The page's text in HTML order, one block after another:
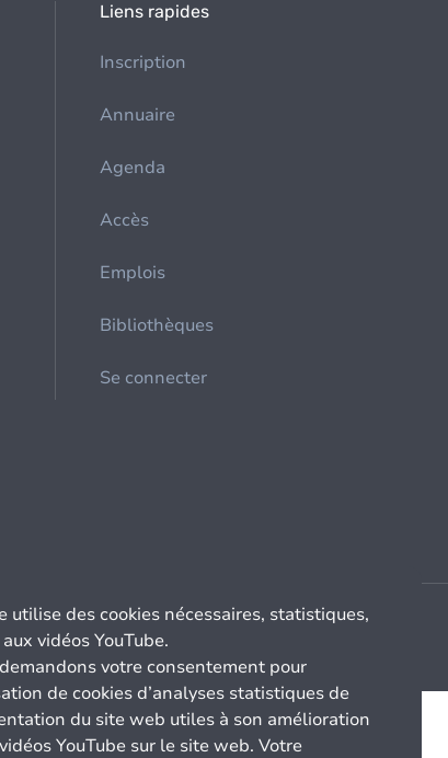
Liens rapides
Inscription
Annuaire
Agenda
Accès
Emplois
Bibliothèques
Se connecter
utilise des cookies nécessaires, statistiques,
vidéos YouTube.
votre consentement pour
de cookies d’analyses statistiques de
du site web utiles à son amélioration
YouTube sur le site web. Votre